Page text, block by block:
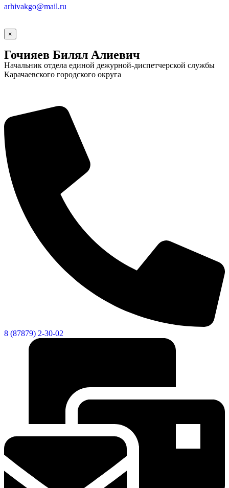
arhivakgo@mail.ru
×
Гочияев Билял Алиевич
Начальник отдела единой дежурной-диспетчерской службы
Карачаевского городского округа
8 (87879) 2-30-02